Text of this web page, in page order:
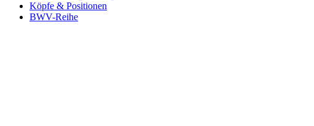
Köpfe & Positionen
BWV-Reihe